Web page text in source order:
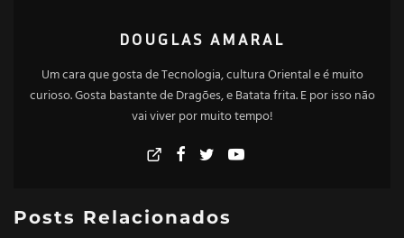
DOUGLAS AMARAL
Um cara que gosta de Tecnologia, cultura Oriental e é muito
curioso. Gosta bastante de Dragões, e Batata frita. E por isso não
vai viver por muito tempo!
Posts Relacionados